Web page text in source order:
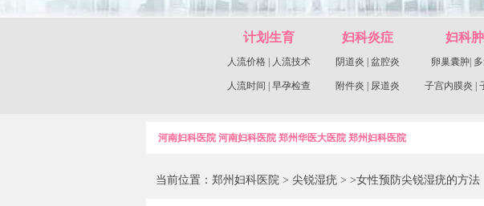
计划生育
人流价格 人流技术
人流时间 早孕检查
妇科炎症
阴道炎 盆腔炎
附件炎 尿道炎
妇科
卵巢囊肿|
子宫内膜炎
河南妇科医院 河南妇科医院 郑州华医大医院 郑州妇科医院
当前位置： 郑州妇科医院 > 尖锐湿疣 > >女性预防尖锐湿疣的方法